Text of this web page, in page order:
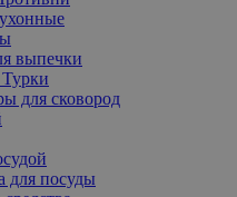
выпечки
для сковород
для посуды